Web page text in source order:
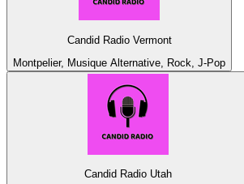
Candid Radio Vermont
Montpelier, Musique Alternative, Rock, J-Pop
Candid Radio Utah